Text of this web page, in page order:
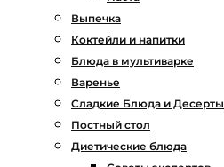
Выпечка
Коктейли и напитки
Блюда в мультиварке
Варенье
Сладкие Блюда и Десерты
Постный стол
Диетические блюда